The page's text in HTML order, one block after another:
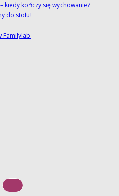
kiedy kończy się wychowanie?
do stołu!
Familylab